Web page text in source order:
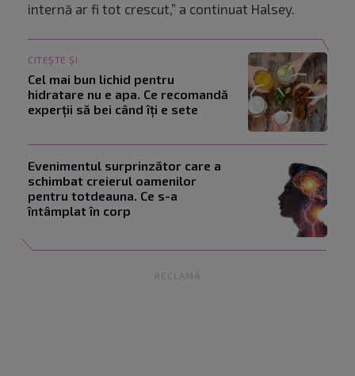
internă ar fi tot crescut,” a continuat Halsey.
CITEȘTE ȘI
Cel mai bun lichid pentru
hidratare nu e apa. Ce recomandă
experții să bei când îți e sete
Evenimentul surprinzător care a
schimbat creierul oamenilor
pentru totdeauna. Ce s-a
întâmplat în corp
RECLAMĂ